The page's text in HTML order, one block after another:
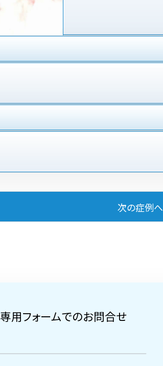
次の症例へ
専用フォームでのお問合せ